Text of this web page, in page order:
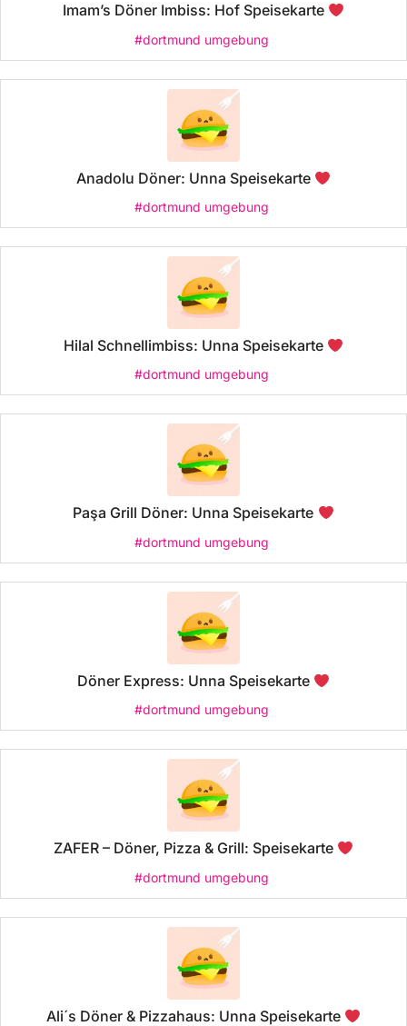
Imam’s Döner Imbiss: Hof Speisekarte
#dortmund umgebung
Anadolu Döner: Unna Speisekarte
#dortmund umgebung
Hilal Schnellimbiss: Unna Speisekarte
#dortmund umgebung
Paşa Grill Döner: Unna Speisekarte
#dortmund umgebung
Döner Express: Unna Speisekarte
#dortmund umgebung
ZAFER – Döner, Pizza & Grill: Speisekarte
#dortmund umgebung
Ali´s Döner & Pizzahaus: Unna Speisekarte